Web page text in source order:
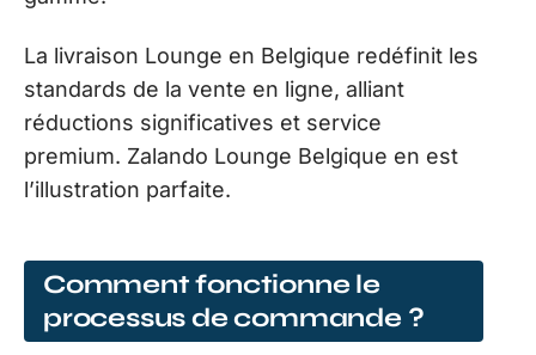
La livraison Lounge en Belgique redéfinit les
standards de la vente en ligne, alliant
réductions significatives et service
premium. Zalando Lounge Belgique en est
l’illustration parfaite.
Comment fonctionne le
processus de commande ?